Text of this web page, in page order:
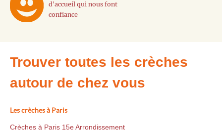
d'accueil qui nous font
confiance
Trouver toutes les crèches
autour de chez vous
Les crèches à Paris
Crèches à Paris 15e Arrondissement